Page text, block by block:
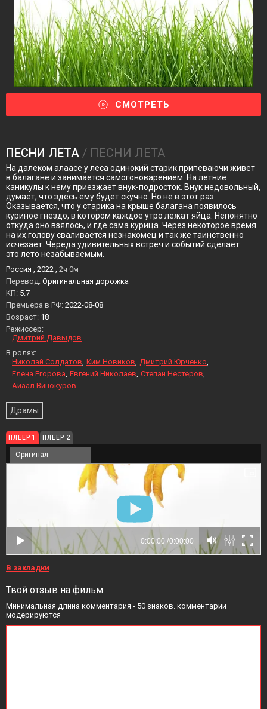
СМОТРЕТЬ
ПЕСНИ ЛЕТА / ПЕСНИ ЛЕТА
На далеком алаасе у леса одинокий старик припеваючи живет
в балагане и занимается самогоноварением. На летние
каникулы к нему приезжает внук-подросток. Внук недовольный,
думает, что здесь ему будет скучно. Но не в этот раз.
Оказывается, что у старика на крыше балагана появилось
куриное гнездо, в котором каждое утро лежат яйца. Непонятно
откуда оно взялось, и где сама курица. Через некоторое время
на их голову сваливается незнакомец и так же таинственно
исчезает. Череда удивительных встреч и событий сделает
это лето незабываемым.
Россия , 2022 , 2ч 0м
Перевод: Оригинальная дорожка
KП: 5.7
Премьера в РФ: 2022-08-08
Возраст: 18
Режиссер:
Дмитрий Давыдов
В ролях:
Николай Солдатов Ким Новиков Дмитрий Юрченко
Елена Егорова Евгений Николаев Степан Нестеров
Айаал Винокуров
Драмы
ПЛЕЕР 1 ПЛЕЕР 2
Оригинал
В закладки
Твой отзыв на фильм
Минимальная длина комментария - 50 знаков. комментарии
модерируются